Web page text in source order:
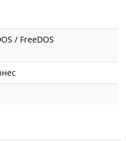
/ FreeDOS